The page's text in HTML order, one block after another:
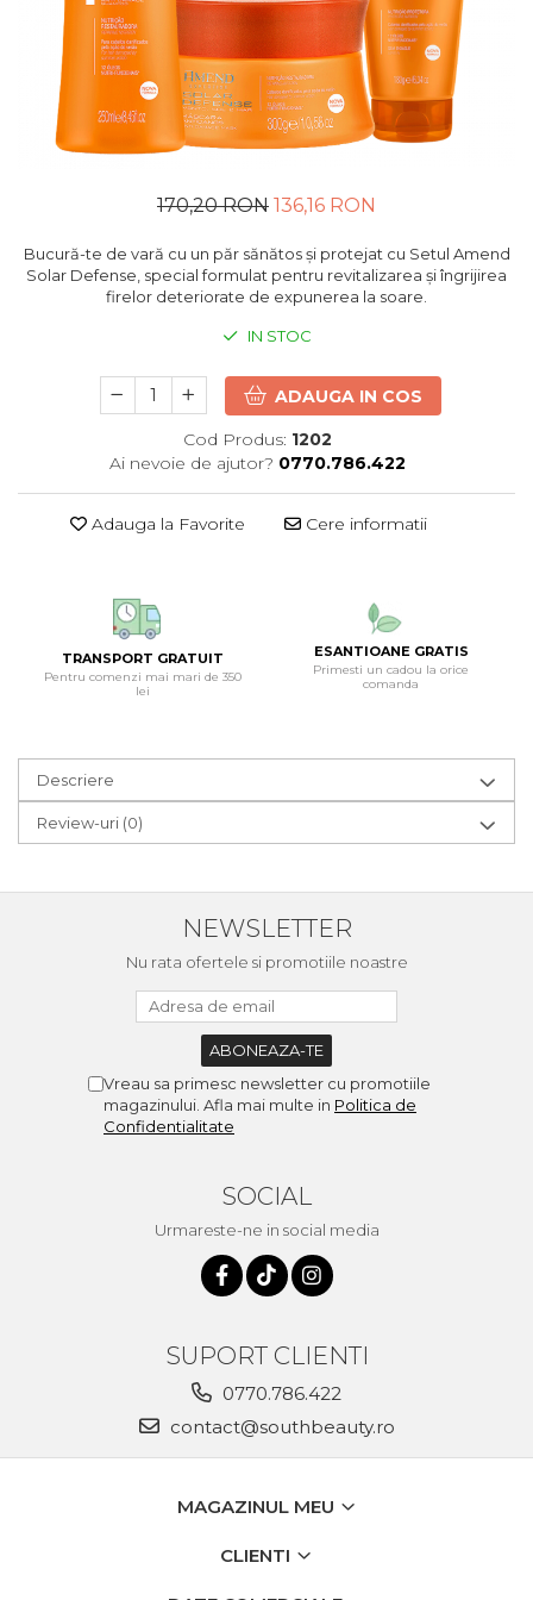
170,20 RON 136,16 RON
Bucură-te de vară cu un păr sănătos și protejat cu Setul Amend
Solar Defense, special formulat pentru revitalizarea și îngrijirea
firelor deteriorate de expunerea la soare.
IN STOC
ADAUGA IN COS
Cod Produs: 1202
Ai nevoie de ajutor? 0770.786.422
Adauga la Favorite Cere informatii
TRANSPORT GRATUIT
Pentru comenzi mai mari de 350
lei
ESANTIOANE GRATIS
Primesti un cadou la orice
comanda
Descriere
Review-uri (0)
NEWSLETTER
Nu rata ofertele si promotiile noastre
Vreau sa primesc newsletter cu promotiile
magazinului. Afla mai multe in Politica de
Confidentialitate
SOCIAL
Urmareste-ne in social media
SUPORT CLIENTI
0770.786.422
contact@southbeauty.ro
MAGAZINUL MEU
CLIENTI